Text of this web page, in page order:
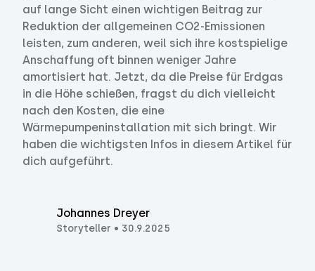
auf lange Sicht einen wichtigen Beitrag zur
Reduktion der allgemeinen CO2-Emissionen
leisten, zum anderen, weil sich ihre kostspielige
Anschaffung oft binnen weniger Jahre
amortisiert hat. Jetzt, da die Preise für Erdgas
in die Höhe schießen, fragst du dich vielleicht
nach den Kosten, die eine
Wärmepumpeninstallation mit sich bringt. Wir
haben die wichtigsten Infos in diesem Artikel für
dich aufgeführt.
Johannes Dreyer
Storyteller • 30.9.2025